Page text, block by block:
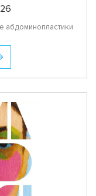
абдоминопластики